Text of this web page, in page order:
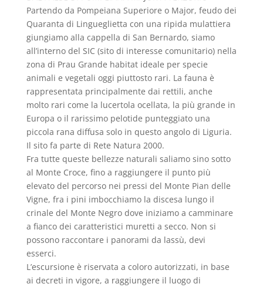
Partendo da Pompeiana Superiore o Major, feudo dei
Quaranta di Lingueglietta con una ripida mulattiera
giungiamo alla cappella di San Bernardo, siamo
all’interno del SIC (sito di interesse comunitario) nella
zona di Prau Grande habitat ideale per specie
animali e vegetali oggi piuttosto rari. La fauna è
rappresentata principalmente dai rettili, anche
molto rari come la lucertola ocellata, la più grande in
Europa o il rarissimo pelotide punteggiato una
piccola rana diffusa solo in questo angolo di Liguria.
Il sito fa parte di Rete Natura 2000.
Fra tutte queste bellezze naturali saliamo sino sotto
al Monte Croce, fino a raggiungere il punto più
elevato del percorso nei pressi del Monte Pian delle
Vigne, fra i pini imbocchiamo la discesa lungo il
crinale del Monte Negro dove iniziamo a camminare
a fianco dei caratteristici muretti a secco. Non si
possono raccontare i panorami da lassù, devi
esserci.
L’escursione è riservata a coloro autorizzati, in base
ai decreti in vigore, a raggiungere il luogo di